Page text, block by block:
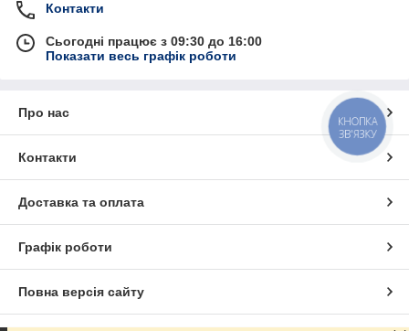
Контакти
Сьогодні працює з 09:30 до 16:00
Показати весь графік роботи
Про нас
Контакти
Доставка та оплата
Графік роботи
Повна версія сайту
КНОПКА
ЗВ'ЯЗКУ